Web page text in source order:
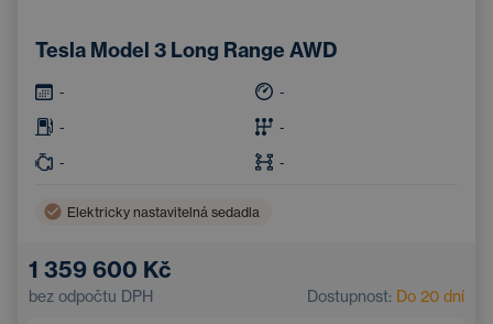
Tesla Model 3 Long Range AWD
- -
- -
- -
Elektricky nastavitelná sedadla
1 359 600 Kč
bez odpočtu DPH Dostupnost: Do 20 dní